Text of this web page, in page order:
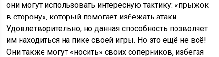
они могут использовать интересную тактику: «прыжок
в сторону», который помогает избежать атаки.
Удовлетворительно, но данная способность позволяет
им находиться на пике своей игры. Но это ещё не всё!
Они также могут «носить» своих соперников, избегая